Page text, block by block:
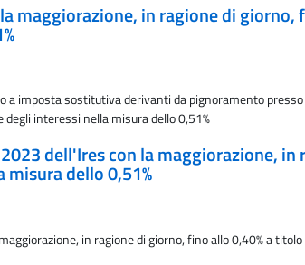
in ragione di giorno,
imposta sostitutiva derivanti da pignoramento
interessi nella misura dello 0,51%
dell'Ires con la maggiorazione, in
dello 0,51%
in ragione di giorno, fino allo 0,40% a